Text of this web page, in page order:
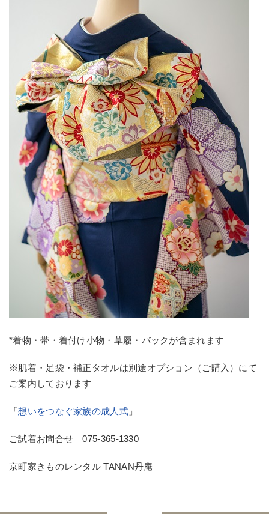
*着物・帯・着付け小物・草履・バックが含まれます
※肌着・足袋・補正タオルは別途オプション（ご購入）にて
ご案内しております
「想いをつなぐ家族の成人式」
ご試着お問合せ 075-365-1330
京町家きものレンタル TANAN丹庵